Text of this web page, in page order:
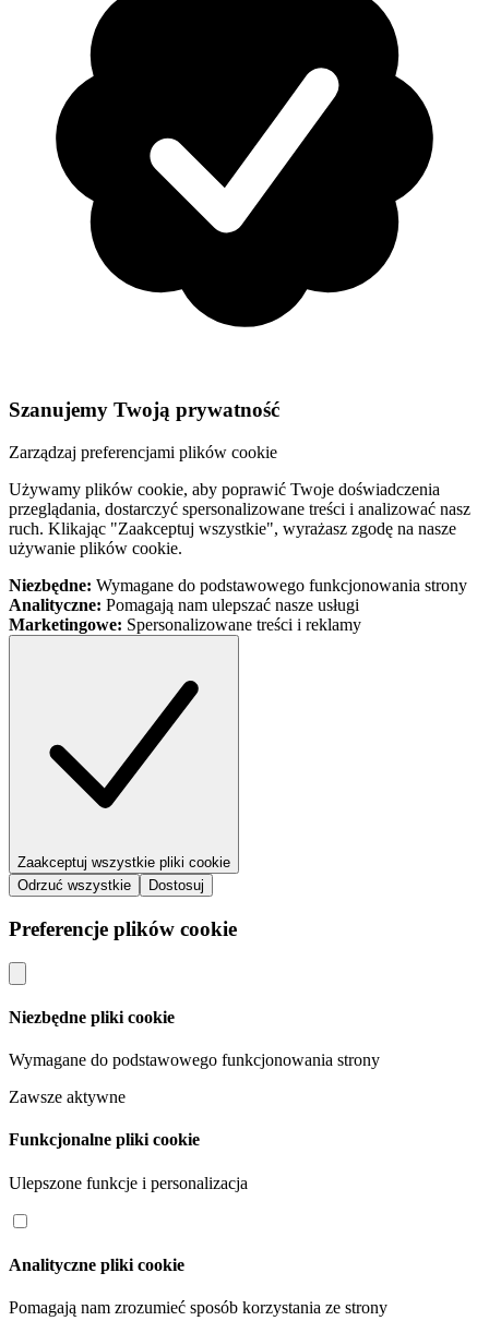
Szanujemy Twoją prywatność
Zarządzaj preferencjami plików cookie
Używamy plików cookie, aby poprawić Twoje doświadczenia
przeglądania, dostarczyć spersonalizowane treści i analizować nasz
ruch. Klikając "Zaakceptuj wszystkie", wyrażasz zgodę na nasze
używanie plików cookie.
Niezbędne: Wymagane do podstawowego funkcjonowania strony
Analityczne: Pomagają nam ulepszać nasze usługi
Marketingowe: Spersonalizowane treści i reklamy
Zaakceptuj wszystkie pliki cookie
Odrzuć wszystkie
Dostosuj
Preferencje plików cookie
Niezbędne pliki cookie
Wymagane do podstawowego funkcjonowania strony
Zawsze aktywne
Funkcjonalne pliki cookie
Ulepszone funkcje i personalizacja
Analityczne pliki cookie
Pomagają nam zrozumieć sposób korzystania ze strony